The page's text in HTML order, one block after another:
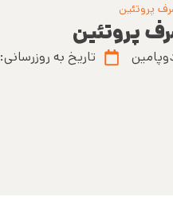
پروتئین
پروتئین
تاریخ به روزرسانی: